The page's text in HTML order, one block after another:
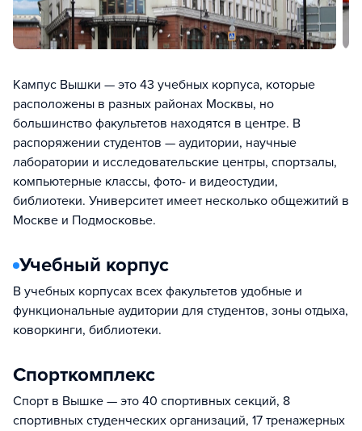
Кампус Вышки — это 43 учебных корпуса, которые
расположены в разных районах Москвы, но
большинство факультетов находятся в центре. В
распоряжении студентов — аудитории, научные
лаборатории и исследовательские центры, спортзалы,
компьютерные классы, фото- и видеостудии,
библиотеки. Университет имеет несколько общежитий в
Москве и Подмосковье.
Учебный корпус
В учебных корпусах всех факультетов удобные и
функциональные аудитории для студентов, зоны отдыха,
коворкинги, библиотеки.
Спорткомплекс
Спорт в Вышке — это 40 спортивных секций, 8
спортивных студенческих организаций, 17 тренажерных